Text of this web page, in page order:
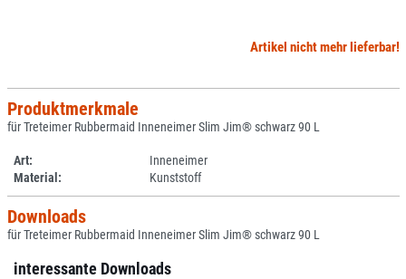
Artikel nicht mehr lieferbar!
Produktmerkmale
für Treteimer Rubbermaid Inneneimer Slim Jim® schwarz 90 L
Art:
Inneneimer
Material:
Kunststoff
Downloads
für Treteimer Rubbermaid Inneneimer Slim Jim® schwarz 90 L
interessante Downloads